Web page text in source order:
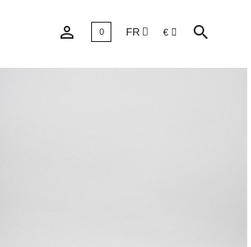
 0 FR € 